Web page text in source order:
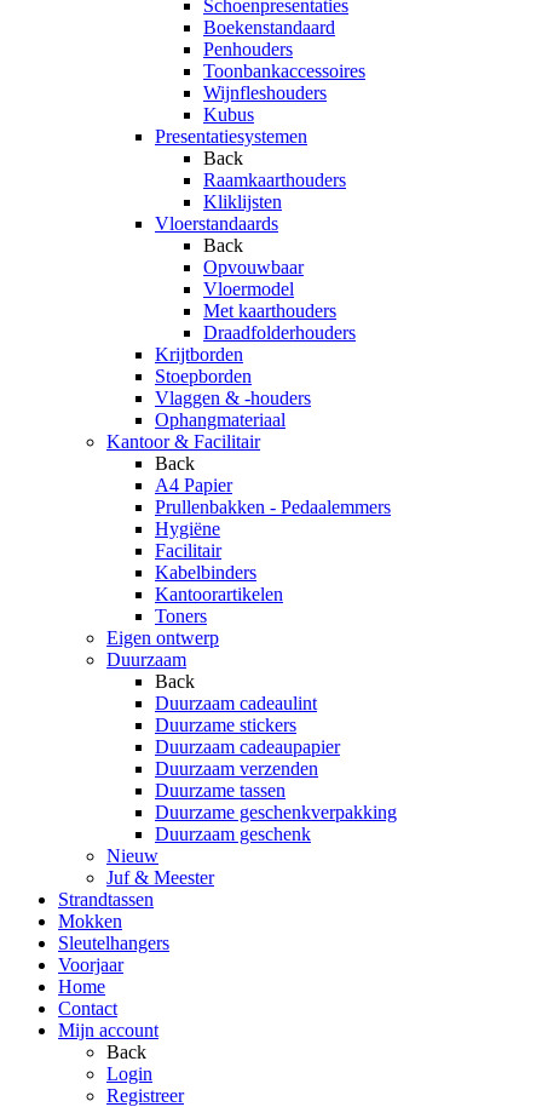
Schoenpresentaties
Boekenstandaard
Penhouders
Toonbankaccessoires
Wijnfleshouders
Kubus
Presentatiesystemen
Back
Raamkaarthouders
Kliklijsten
Vloerstandaards
Back
Opvouwbaar
Vloermodel
Met kaarthouders
Draadfolderhouders
Krijtborden
Stoepborden
Vlaggen & -houders
Ophangmateriaal
Kantoor & Facilitair
Back
A4 Papier
Prullenbakken - Pedaalemmers
Hygiëne
Facilitair
Kabelbinders
Kantoorartikelen
Toners
Eigen ontwerp
Duurzaam
Back
Duurzaam cadeaulint
Duurzame stickers
Duurzaam cadeaupapier
Duurzaam verzenden
Duurzame tassen
Duurzame geschenkverpakking
Duurzaam geschenk
Nieuw
Juf & Meester
Strandtassen
Mokken
Sleutelhangers
Voorjaar
Home
Contact
Mijn account
Back
Login
Registreer